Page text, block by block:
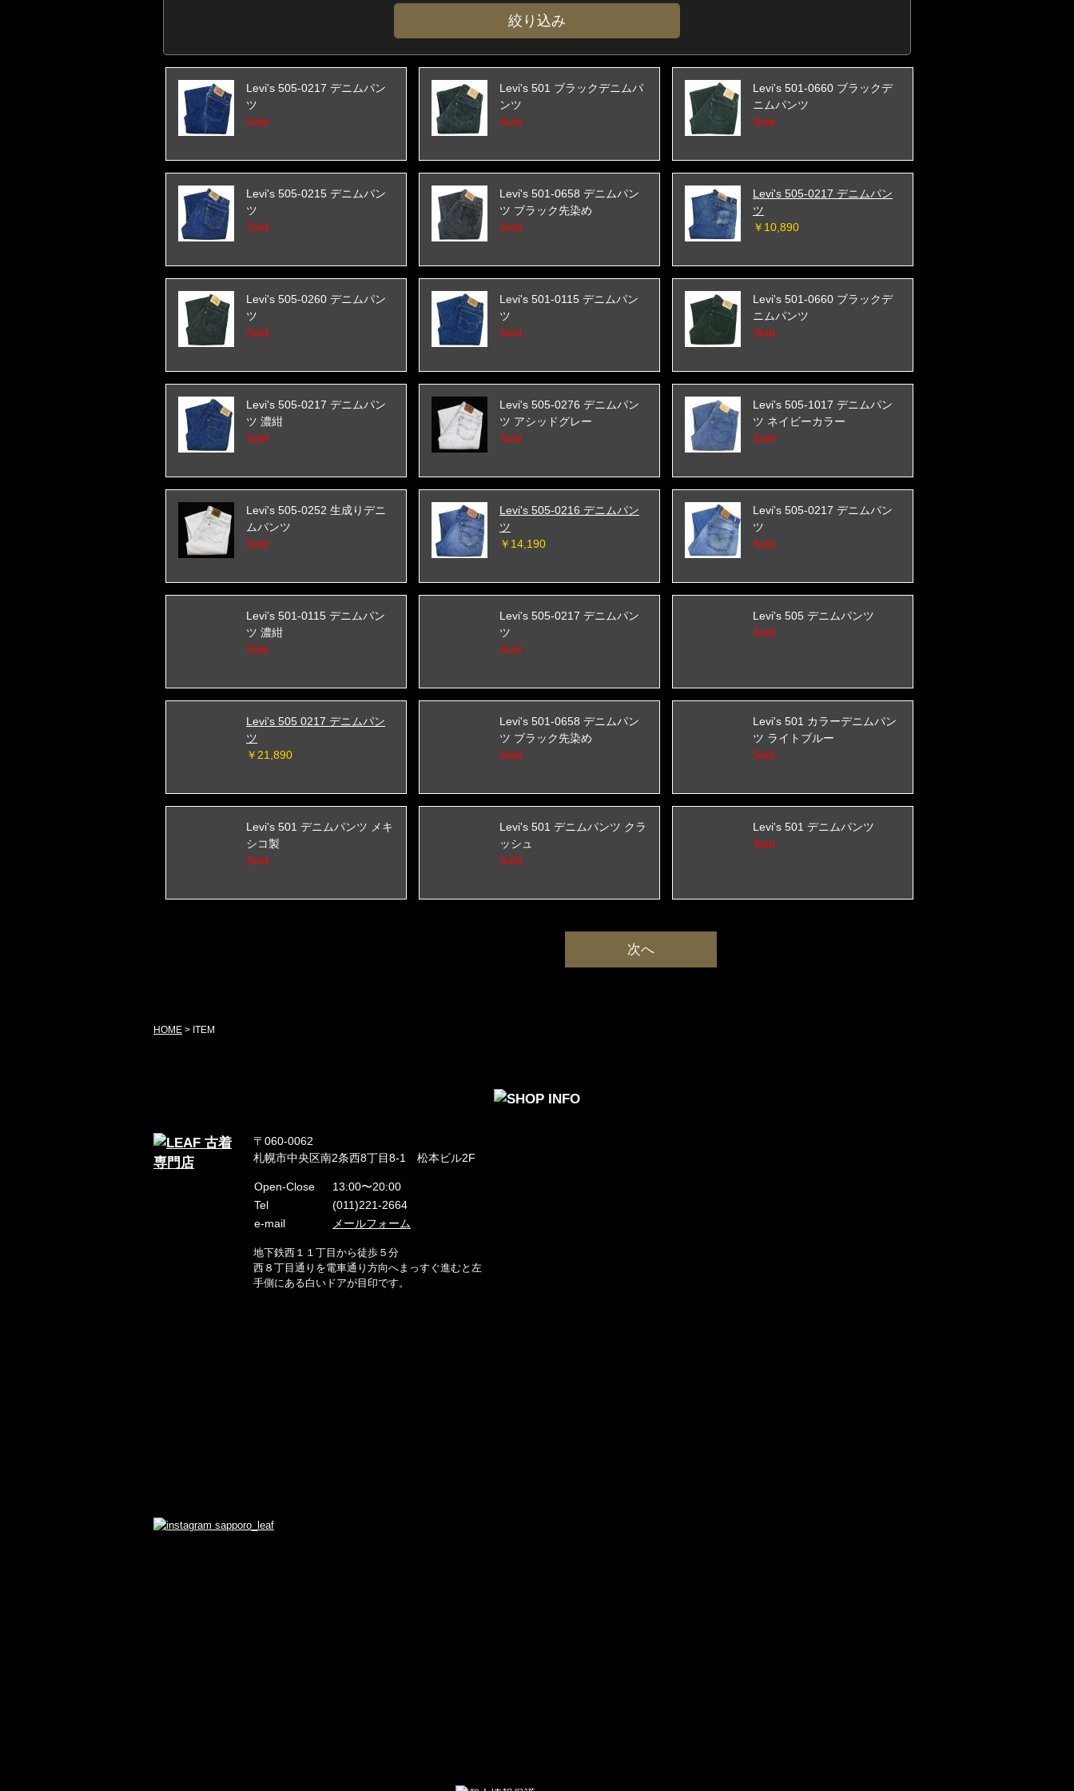
Levi's 505-0217 デニムパン
ツ
Sold
Levi's 501 ブラックデニムパ
ンツ
Sold
Levi's 501-0660 ブラックデ
ニムパンツ
Sold
Levi's 505-0215 デニムパン
ツ
Sold
Levi's 501-0658 デニムパン
ツ ブラック先染め
Sold
Levi's 505-0217 デニムパン
ツ
￥10,890
Levi's 505-0260 デニムパン
ツ
Sold
Levi's 501-0115 デニムパン
ツ
Sold
Levi's 501-0660 ブラックデ
ニムパンツ
Sold
Levi's 505-0217 デニムパン
ツ 濃紺
Sold
Levi's 505-0276 デニムパン
ツ アシッドグレー
Sold
Levi's 505-1017 デニムパン
ツ ネイビーカラー
Sold
Levi's 505-0252 生成りデニ
ムパンツ
Sold
Levi's 505-0216 デニムパン
ツ
￥14,190
Levi's 505-0217 デニムパン
ツ
Sold
Levi's 501-0115 デニムパン
ツ 濃紺
Sold
Levi's 505-0217 デニムパン
ツ
Sold
Levi's 505 デニムパンツ
Sold
Levi's 505 0217 デニムパン
ツ
￥21,890
Levi's 501-0658 デニムパン
ツ ブラック先染め
Sold
Levi's 501 カラーデニムパン
ツ ライトブルー
Sold
Levi's 501 デニムパンツ メキ
シコ製
Sold
Levi's 501 デニムパンツ クラ
ッシュ
Sold
Levi's 501 デニムパンツ
Sold
次へ
HOME > ITEM
〒060-0062
札幌市中央区南2条西8丁目8-1 松本ビル2F
Open-Close
13:00〜20:00
Tel
(011)221-2664
e-mail
メールフォーム
地下鉄西１１丁目から徒歩５分
西８丁目通りを電車通り方向へまっすぐ進むと左
手側にある白いドアが目印です。